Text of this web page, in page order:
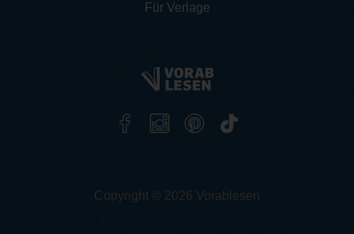
Für Verlage
Copyright © 2026 Vorablesen